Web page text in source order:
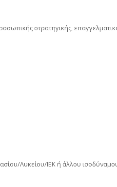
στρατηγικής,
Λυκείου/ΙΕΚ ή άλλου